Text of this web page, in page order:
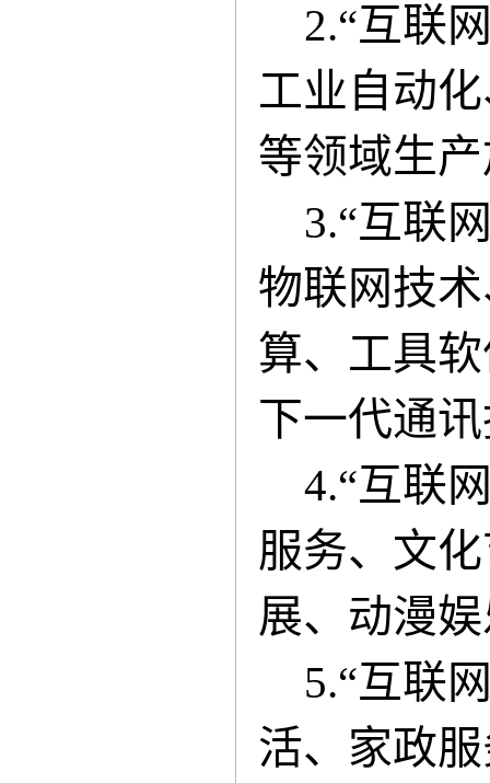
2.“互联
工业自动化
等领域生
3.“互联
物联网技
算、工具
下一代通
4.“互联
服务、文
展、动漫
5.“互联
活、家政